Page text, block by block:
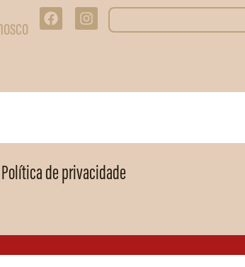
Política de privacidade